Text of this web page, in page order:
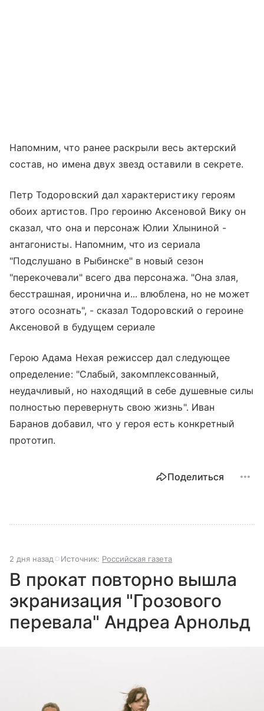
Напомним, что ранее раскрыли весь актерский
состав, но имена двух звезд оставили в секрете.
Петр Тодоровский дал характеристику героям
обоих артистов. Про героиню Аксеновой Вику он
сказал, что она и персонаж Юлии Хлыниной -
антагонисты. Напомним, что из сериала
"Подслушано в Рыбинске" в новый сезон
"перекочевали" всего два персонажа. "Она злая,
бесстрашная, иронична и... влюблена, но не может
этого осознать", - сказал Тодоровский о героине
Аксеновой в будущем сериале
Герою Адама Нехая режиссер дал следующее
определение: "Слабый, закомплексованный,
неудачливый, но находящий в себе душевные силы
полностью перевернуть свою жизнь". Иван
Баранов добавил, что у героя есть конкретный
прототип.
Поделиться
2 дня назад Источник: Российская газета
В прокат повторно вышла
экранизация "Грозового
перевала" Андреа Арнольд